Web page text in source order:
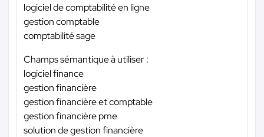
logiciel de comptabilité en ligne
gestion comptable
comptabilité sage
Champs sémantique à utiliser :
logiciel finance
gestion financière
gestion financière et comptable
gestion financière pme
solution de gestion financière